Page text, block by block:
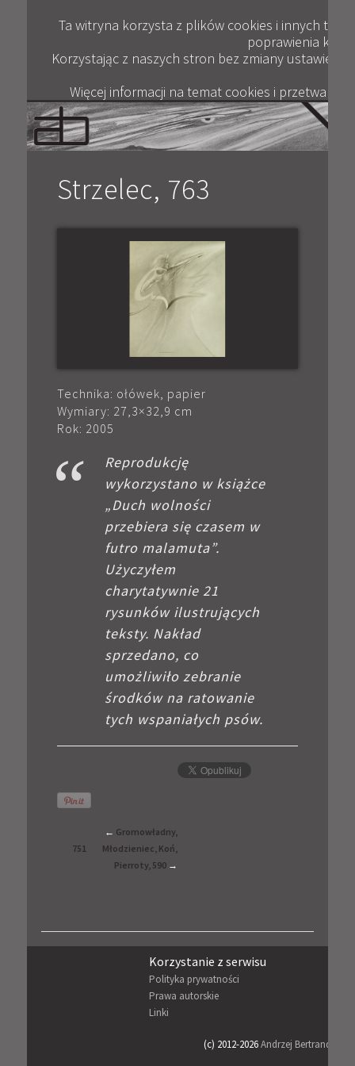
Ta witryna korzysta z plików cookies i innych
poprawienia
Korzystając z naszych stron bez zmiany ustawień
Więcej informacji na temat cookies i
Strzelec, 763
Technika: ołówek, papier
Wymiary: 27,3×32,9 cm
Rok: 2005
Reprodukcję
wykorzystano w książce
„Duch wolności
przebiera się czasem w
futro malamuta”.
Użyczyłem
charytatywnie 21
rysunków ilustrujących
teksty. Nakład
sprzedano, co
umożliwiło zebranie
środków na ratowanie
tych wspaniałych psów.
← Gromowładny,
751
Młodzieniec, Koń,
Pierroty, 590 →
Korzystanie z serwisu
Polityka prywatności
Prawa autorskie
Linki
(c) 2012-2026Andrzej Bertrandt